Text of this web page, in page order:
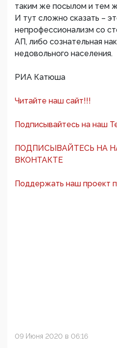
таким же посылом и тем
И тут сложно сказать –
непрофессионализм со
АП, либо сознательная
недовольного населения.
РИА Катюша
Читайте наш сайт!!!
Подписывайтесь на наш
ПОДПИСЫВАЙТЕСЬ НА
ВКОНТАКТЕ
Поддержать наш проект
09 Июня 2020 в 06:16